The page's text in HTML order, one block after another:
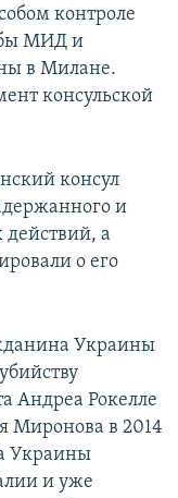
контроле
МИД и
в Милане.
консульской
консул
и
действий, а
о его
Украины
Андреа Рокелле
Миронова в 2014
Украины
и уже